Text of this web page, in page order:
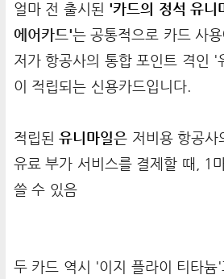
얼마 전 출시된 '카드의 정석 유니
에어카드'는 공통적으로 카드 사
저가 항공사의 통합 포인트 격인
이 적립되는 신용카드입니다.
적립된 유니마일은 저비용 항공
유료 부가 서비스를 결제할 때, 1
쓸 수 있음
두 카드 역시 '이지 플라이 티타늄